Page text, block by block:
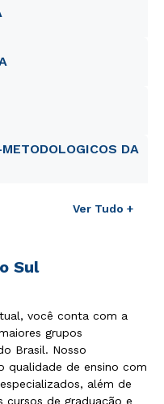
DA
Ver Tudo +
Sul
você conta com a
grupos
Brasil. Nosso
qualidade de ensino com
além de
cursos de graduação e